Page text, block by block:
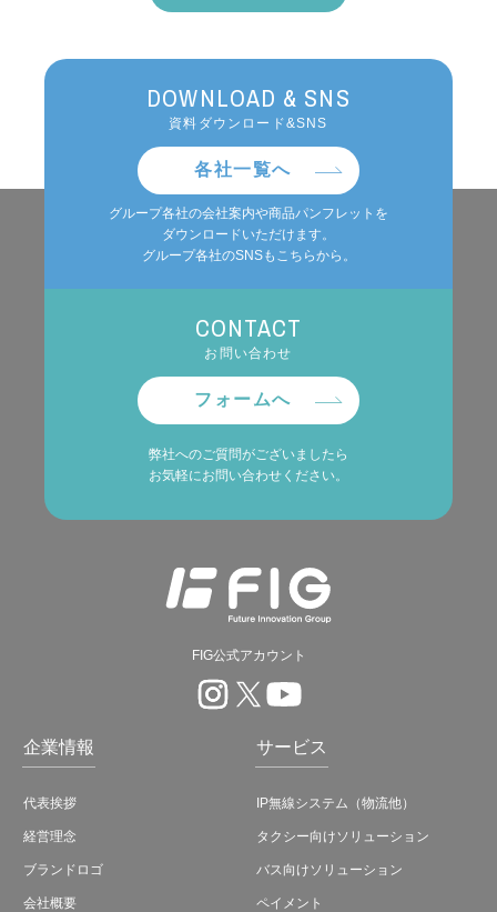
DOWNLOAD & SNS
資料ダウンロード&SNS
各社一覧へ
グループ各社の会社案内や商品パンフレットを
ダウンロードいただけます。
グループ各社のSNSもこちらから。
CONTACT
お問い合わせ
フォームへ
弊社へのご質問がございましたら
お気軽にお問い合わせください。
FIG公式アカウント
企業情報
代表挨拶
経営理念
ブランドロゴ
会社概要
サービス
IP無線システム（物流他）
タクシー向けソリューション
バス向けソリューション
ペイメント